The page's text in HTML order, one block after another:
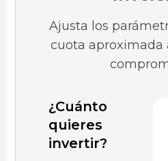
Ajusta los
cuota aproximada
¿Cuánto
quieres
invertir?